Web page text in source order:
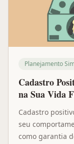
Planejamento
Cadastro
na Sua Vida
Cadastro
seu
como garantia